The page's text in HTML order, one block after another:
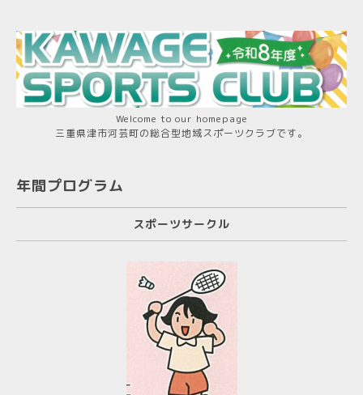
Welcome to our homepage
三重県津市河芸町の総合型地域スポーツクラブです。
年間プログラム
スポーツサークル